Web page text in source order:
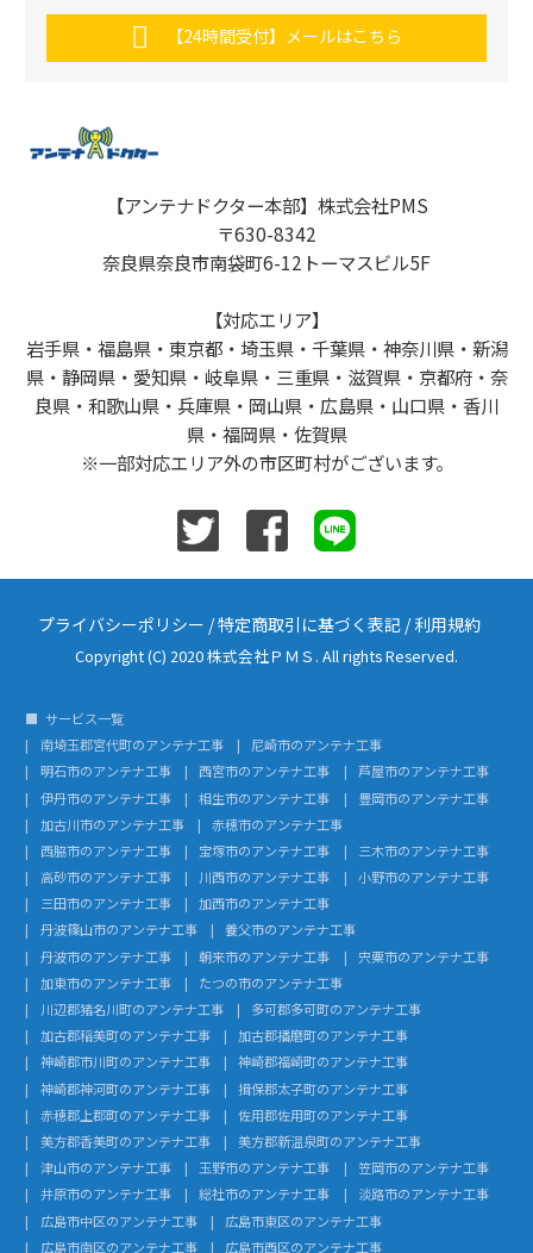
【24時間受付】メールはこちら
【アンテナドクター本部】株式会社PMS
〒630-8342
奈良県奈良市南袋町6-12トーマスビル5F
【対応エリア】
岩手県・福島県・東京都・埼玉県・千葉県・神奈川県・新潟
県・静岡県・愛知県・岐阜県・三重県・滋賀県・京都府・奈
良県・和歌山県・兵庫県・岡山県・広島県・山口県・香川
県・福岡県・佐賀県
※一部対応エリア外の市区町村がございます。
プライバシーポリシー /特定商取引に基づく表記 /利用規約
Copyright (C) 2020 株式会社ＰＭＳ. All rights Reserved.
サービス一覧
南埼玉郡宮代町のアンテナ工事
尼崎市のアンテナ工事
明石市のアンテナ工事
西宮市のアンテナ工事
芦屋市のアンテナ工事
伊丹市のアンテナ工事
相生市のアンテナ工事
豊岡市のアンテナ工事
加古川市のアンテナ工事
赤穂市のアンテナ工事
西脇市のアンテナ工事
宝塚市のアンテナ工事
三木市のアンテナ工事
高砂市のアンテナ工事
川西市のアンテナ工事
小野市のアンテナ工事
三田市のアンテナ工事
加西市のアンテナ工事
丹波篠山市のアンテナ工事
養父市のアンテナ工事
丹波市のアンテナ工事
朝来市のアンテナ工事
宍粟市のアンテナ工事
加東市のアンテナ工事
たつの市のアンテナ工事
川辺郡猪名川町のアンテナ工事
多可郡多可町のアンテナ工事
加古郡稲美町のアンテナ工事
加古郡播磨町のアンテナ工事
神崎郡市川町のアンテナ工事
神崎郡福崎町のアンテナ工事
神崎郡神河町のアンテナ工事
揖保郡太子町のアンテナ工事
赤穂郡上郡町のアンテナ工事
佐用郡佐用町のアンテナ工事
美方郡香美町のアンテナ工事
美方郡新温泉町のアンテナ工事
津山市のアンテナ工事
玉野市のアンテナ工事
笠岡市のアンテナ工事
井原市のアンテナ工事
総社市のアンテナ工事
淡路市のアンテナ工事
広島市中区のアンテナ工事
広島市東区のアンテナ工事
広島市南区のアンテナ工事
広島市西区のアンテナ工事